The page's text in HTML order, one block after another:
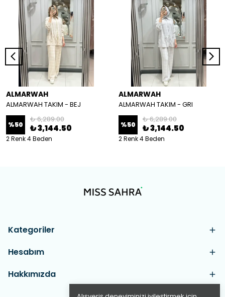
ALMARWAH
ALMARWAH TAKIM - BEJ
%50
₺ 6,289.00
₺ 3,144.50
2 Renk 4 Beden
ALMARWAH
ALMARWAH TAKIM - GRI
%50
₺ 6,289.00
₺ 3,144.50
2 Renk 4 Beden
Kategoriler
Hesabım
Hakkımızda